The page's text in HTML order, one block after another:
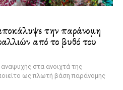
την παράνομη
από το βυθό του
στα ανοιχτά της
ως πλωτή βάση παράνομης